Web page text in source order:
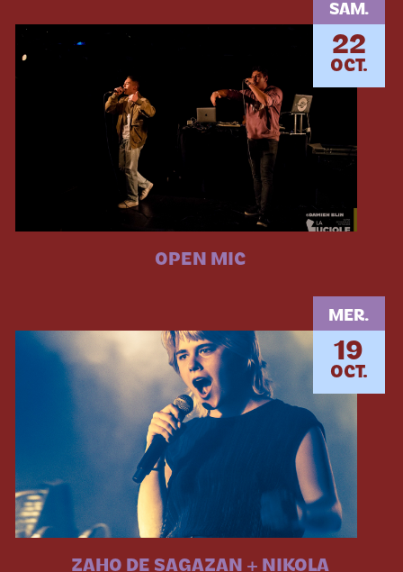
SAM.
22
OCT.
OPEN MIC
MER.
19
OCT.
ZAHO DE SAGAZAN + NIKOLA